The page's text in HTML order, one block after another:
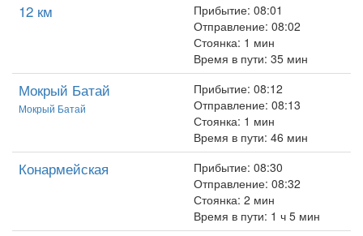
12 км
Прибытие: 08:01
Отправление: 08:02
Стоянка: 1 мин
Время в пути: 35 мин
Мокрый Батай
Мокрый Батай
Прибытие: 08:12
Отправление: 08:13
Стоянка: 1 мин
Время в пути: 46 мин
Конармейская
Прибытие: 08:30
Отправление: 08:32
Стоянка: 2 мин
Время в пути: 1 ч 5 мин